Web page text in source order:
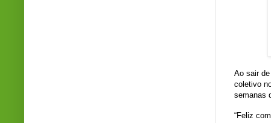
Ao sair
coletivo
semanas
“Feliz